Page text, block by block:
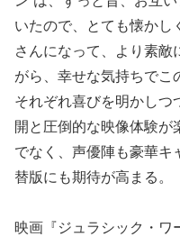
いたので、とても懐かし
さんになって、より素敵
がら、幸せな気持ちでこ
それぞれ喜びを明かしつ
開と圧倒的な映像体験が
でなく、声優陣も豪華キ
替版にも期待が高まる。
映画『ジュラシック・ワ